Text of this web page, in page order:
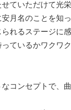
ていただけて光
月名のことを知
れるステージに
ているかワクワ
コンセプトで、曲